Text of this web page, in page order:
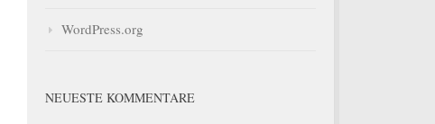
WordPress.org
NEUESTE KOMMENTARE